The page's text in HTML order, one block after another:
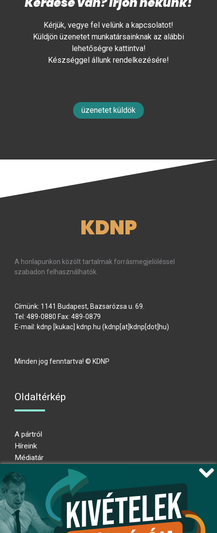
Kérjük, vegye fel velünk a kapcsolatot!
Küldjön üzenetet munkatársainknak az alábbi
lehetőségre kattintva!
Készséggel állunk rendelkezésére!
üzenetet küldök
KDNP
A honlapunkon közölt tartalmak forrásmegjelöléssel
szabadon felhasználhatók.
Címünk: 1141 Budapest, Bazsarózsa u. 69.
Tel: 489-0880 Fax: 489-0879
E-mail: kdnp [kukac] kdnp hu (kdnp[at]kdnp[dot]hu)
Minden jog fenntartva! © KDNP
Oldaltérkép
A pártról
Híreink
Médiatár
Adatkezelési nyilatkozat
Átláthatósági nyilatkozat
Ugrás az oldal tetejére